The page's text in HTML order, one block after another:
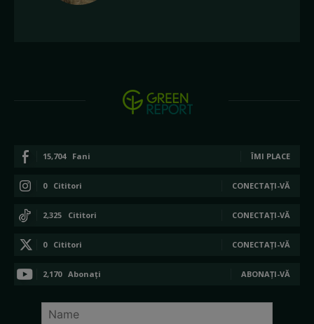
15,704 Fani ÎMI PLACE
0 Cititori CONECTAȚI-VĂ
2,325 Cititori CONECTAȚI-VĂ
0 Cititori CONECTAȚI-VĂ
2,170 Abonați ABONAȚI-VĂ